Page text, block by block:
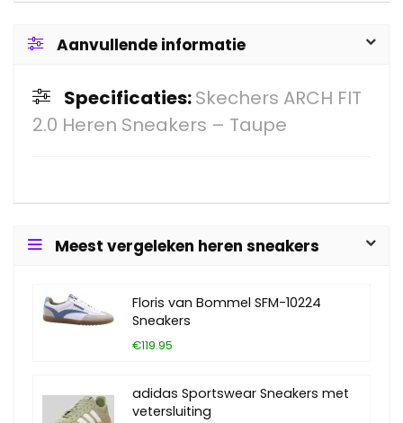
Aanvullende informatie
Specificaties:Skechers ARCH FIT
2.0 Heren Sneakers – Taupe
Meest vergeleken heren sneakers
Floris van Bommel SFM-10224
Sneakers
€119.95
adidas Sportswear Sneakers met
vetersluiting